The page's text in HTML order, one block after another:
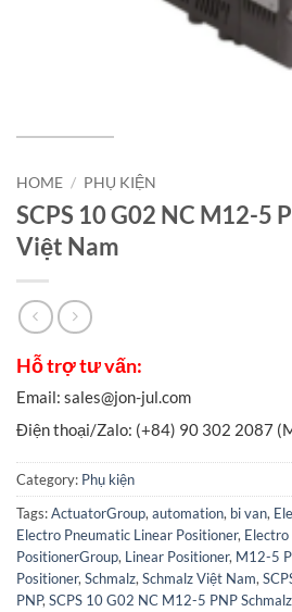
HOME / PHỤ KIỆN
SCPS 10 G02 NC M12-5
Việt Nam
Category: Phụ kiện
Tags:ActuatorGroup,automation, bi van,
Electro Pneumatic Linear Positioner,
PositionerGroup, Linear Positioner, M12-5
Positioner,Schmalz,Schmalz Việt Nam,
PNP,SCPS 10 G02 NC M12-5 PNP Schmalz